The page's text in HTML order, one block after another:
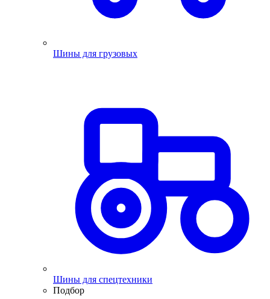
Шины для грузовых
Шины для спецтехники
Подбор